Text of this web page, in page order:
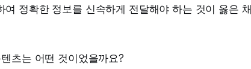
정확한 정보를 신속하게 전달해야 하는 것이 옳은 채
츠는 어떤 것이었을까요?